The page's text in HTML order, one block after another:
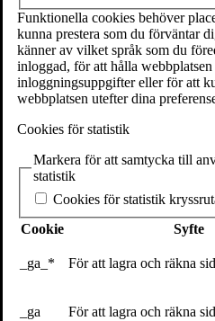
Fler kontaktuppgifter
Cookieinställningar
Klas Hallberg
Senaste inlägg
Följ
Hemsida
Funktionella cookies behöver
kunna prestera som du förväntar
känner av vilket språk som du
inloggad, för att hålla
inloggningsuppgifter eller för att
webbplatsen utefter dina
Cookies för statistik
Markera för att samtycka till
statistik
Cookies för statistik
Cookie
Syfte
_ga_* För att lagra och räkna
_ga För att lagra och räkna